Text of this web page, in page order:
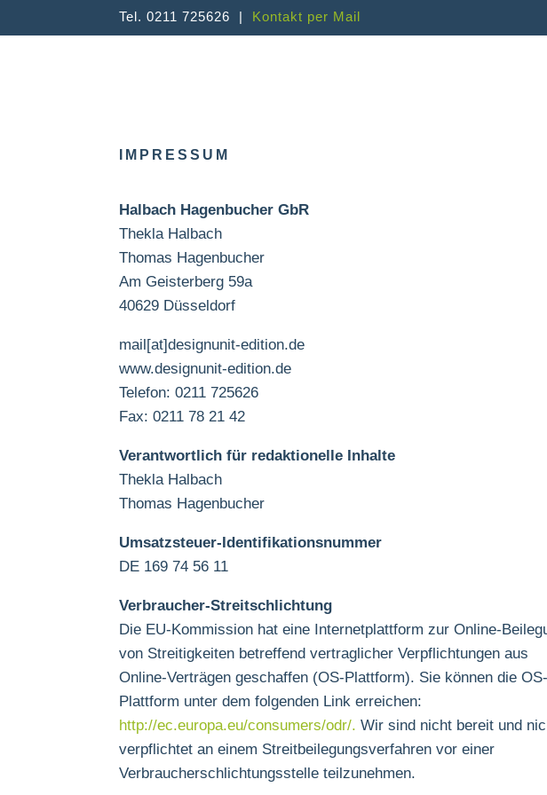
Tel. 0211 725626 | Kontakt per Mail
IMPRESSUM
Halbach Hagenbucher GbR
Thekla Halbach
Thomas Hagenbucher
Am Geisterberg 59a
40629 Düsseldorf
mail[at]designunit-edition.de
www.designunit-edition.de
Telefon: 0211 725626
Fax: 0211 78 21 42
Verantwortlich für redaktionelle Inhalte
Thekla Halbach
Thomas Hagenbucher
Umsatzsteuer-Identifikationsnummer
DE 169 74 56 11
Verbraucher-Streitschlichtung
Die EU-Kommission hat eine Internetplattform zur Online-
von Streitigkeiten betreffend vertraglicher Verpflichtungen aus
Online-Verträgen geschaffen (OS-Plattform). Sie können die OS-
Plattform unter dem folgenden Link erreichen:
http://ec.europa.eu/consumers/odr/. Wir sind nicht bereit und
verpflichtet an einem Streitbeilegungsverfahren vor einer
Verbraucherschlichtungsstelle teilzunehmen.